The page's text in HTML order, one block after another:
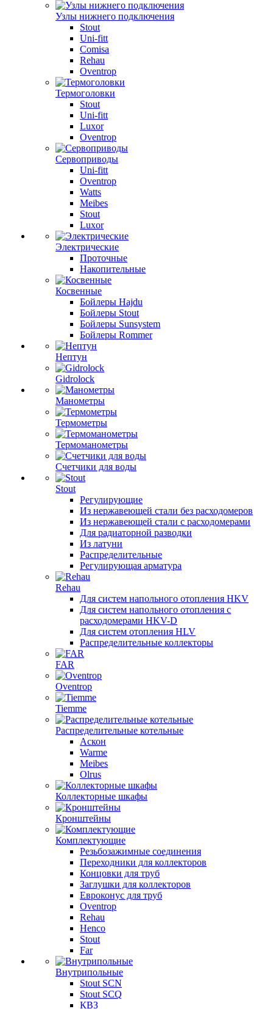
Узлы нижнего подключения
Stout
Uni-fitt
Comisa
Rehau
Oventrop
Термоголовки
Stout
Uni-fitt
Luxor
Oventrop
Сервоприводы
Uni-fitt
Oventrop
Watts
Meibes
Stout
Luxor
Электрические
Проточные
Накопительные
Косвенные
Бойлеры Hajdu
Бойлеры Stout
Бойлеры Sunsystem
Бойлеры Rommer
Нептун
Gidrolock
Манометры
Термометры
Термоманометры
Счетчики для воды
Stout
Регулирующие
Из нержавеющей стали без расходомеров
Из нержавеющей стали с расходомерами
Для радиаторной разводки
Из латуни
Распределительные
Регулирующая арматура
Rehau
Для систем напольного отопления HKV
Для систем напольного отопления с
расходомерами HKV-D
Для систем отопления HLV
Распределительные коллекторы
FAR
Oventrop
Tiemme
Распределительные котельные
Аскон
Warme
Meibes
Olrus
Коллекторные шкафы
Кронштейны
Комплектующие
Резьбозажимные соединения
Переходники для коллекторов
Концовки для труб
Заглушки для коллекторов
Евроконус для труб
Oventrop
Rehau
Henco
Stout
Far
Внутрипольные
Stout SCN
Stout SCQ
КВЗ